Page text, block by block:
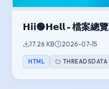
𝗛𝗶𝗶🟢𝗛𝗲𝗹𝗹 - 檔案總覽
17.26 KB 2026-07-15
HTML THREADSDATA